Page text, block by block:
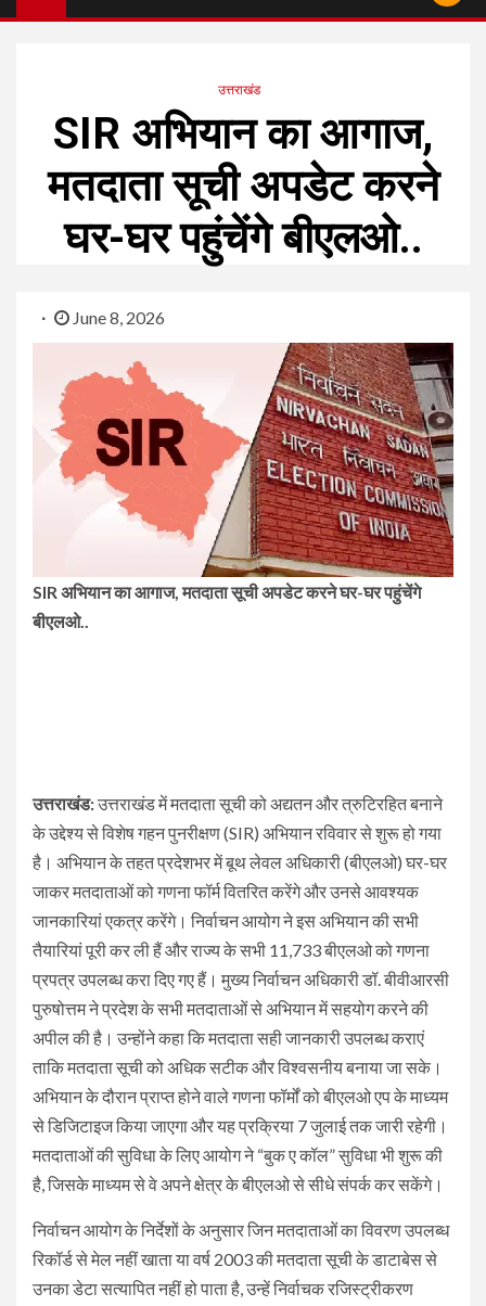
उत्तराखंड
SIR अभियान का आगाज,
मतदाता सूची अपडेट करने
घर-घर पहुंचेंगे बीएलओ..
June 8, 2026
SIR अभियान का आगाज, मतदाता सूची अपडेट करने घर-घर पहुंचेंगे
बीएलओ..
उत्तराखंड:उत्तराखंड में मतदाता सूची को अद्यतन और त्रुटिरहित बनाने
के उद्देश्य से विशेष गहन पुनरीक्षण (SIR) अभियान रविवार से शुरू हो गया
है। अभियान के तहत प्रदेशभर में बूथ लेवल अधिकारी (बीएलओ) घर-घर
जाकर मतदाताओं को गणना फॉर्म वितरित करेंगे और उनसे आवश्यक
जानकारियां एकत्र करेंगे। निर्वाचन आयोग ने इस अभियान की सभी
तैयारियां पूरी कर ली हैं और राज्य के सभी 11,733 बीएलओ को गणना
प्रपत्र उपलब्ध करा दिए गए हैं। मुख्य निर्वाचन अधिकारी डॉ. बीवीआरसी
पुरुषोत्तम ने प्रदेश के सभी मतदाताओं से अभियान में सहयोग करने की
अपील की है। उन्होंने कहा कि मतदाता सही जानकारी उपलब्ध कराएं
ताकि मतदाता सूची को अधिक सटीक और विश्वसनीय बनाया जा सके।
अभियान के दौरान प्राप्त होने वाले गणना फॉर्मों को बीएलओ एप के माध्यम
से डिजिटाइज किया जाएगा और यह प्रक्रिया 7 जुलाई तक जारी रहेगी।
मतदाताओं की सुविधा के लिए आयोग ने “बुक ए कॉल” सुविधा भी शुरू की
है, जिसके माध्यम से वे अपने क्षेत्र के बीएलओ से सीधे संपर्क कर सकेंगे।
निर्वाचन आयोग के निर्देशों के अनुसार जिन मतदाताओं का विवरण उपलब्ध
रिकॉर्ड से मेल नहीं खाता या वर्ष 2003 की मतदाता सूची के डाटाबेस से
उनका डेटा सत्यापित नहीं हो पाता है, उन्हें निर्वाचक रजिस्ट्रीकरण